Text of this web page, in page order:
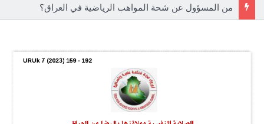
من المسؤول عن شحة المواهب الرياضية في العراق؟